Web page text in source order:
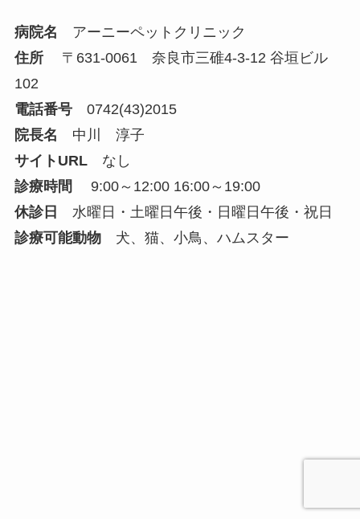
病院名 アーニーペットクリニック
住所〒631-0061 奈良市三碓4-3-12 谷垣ビル
102
電話番号0742(43)2015
院長名 中川 淳子
サイトURL
なし
診療時間 9:00～12:00 16:00～19:00
休診日
水曜日・土曜日午後・日曜日午後・祝日
診療可能動物犬、猫、小鳥、ハムスター